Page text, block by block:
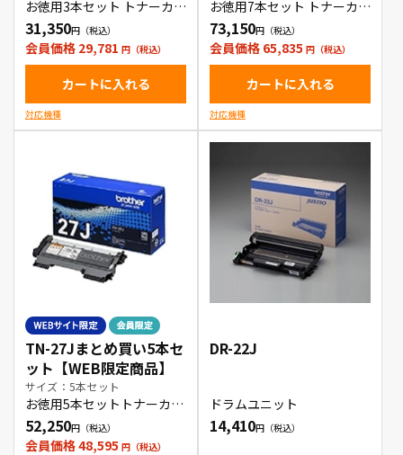
お徳用3本セット トナーカー
トリッジ
31,350
会員価格 29,781
カートに入れる
対応機種
お徳用7本セット トナーカー
トリッジ
73,150
会員価格 65,835
カートに入れる
対応機種
TN-27Jまとめ買い5本セ
ット【WEB限定商品】
サイズ：5本セット
お徳用5本セットトナーカー
トリッジ
52,250
会員価格 48,595
DR-22J
ドラムユニット
14,410